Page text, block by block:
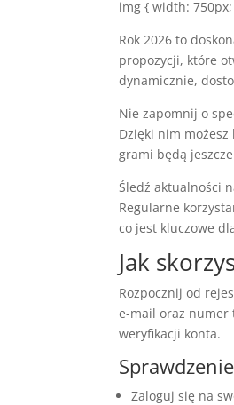
img { width:
Rok 2026 to
propozycji, które
dynamicznie,
Nie zapomnij o
Dzięki nim
grami będą
Śledź aktualności
Regularne
co jest kluczowe
Jak
Rozpocznij od
e-mail oraz numer
weryfikacji konta.
Zaloguj się na